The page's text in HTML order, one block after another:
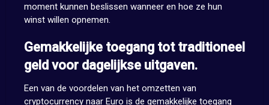
moment kunnen beslissen wanneer en hoe ze hun
winst willen opnemen.
Gemakkelijke toegang tot traditioneel
geld voor dagelijkse uitgaven.
Een van de voordelen van het omzetten van
cryptocurrency naar Euro is de gemakkelijke toegang